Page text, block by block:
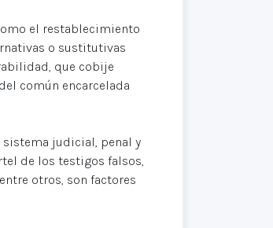
el restablecimiento
o sustitutivas
que cobije
común encarcelada
judicial, penal y
de los testigos falsos,
otros, son factores